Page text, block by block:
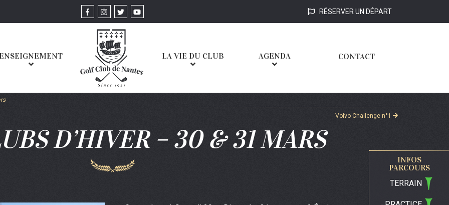
RÉSERVER UN DÉPART
LA VIE DU CLUB AGENDA CONTACT
INFOS
PARCOURS
TERRAIN
Volvo Challenge n°1
D’HIVER – 30 & 31 MARS